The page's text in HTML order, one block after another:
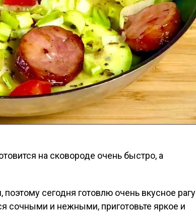
сегодня готовлю очень вкусное рагу
сочными и нежными, приготовьте яркое и